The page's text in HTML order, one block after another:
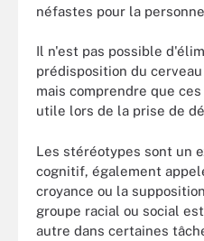
néfastes pour la
Il n'est pas possible
prédisposition du
mais comprendre que
utile lors de la prise de
Les stéréotypes sont un
cognitif, également
croyance ou la
groupe racial ou social
autre dans certaines